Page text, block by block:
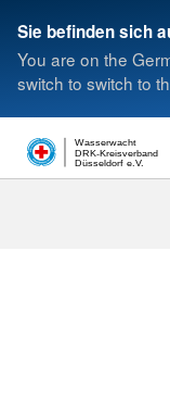
Sie befinden sich
You are on the
switch to switch to
Düsseldorf e.V.
DRK-Kreisverband
Wasserwacht